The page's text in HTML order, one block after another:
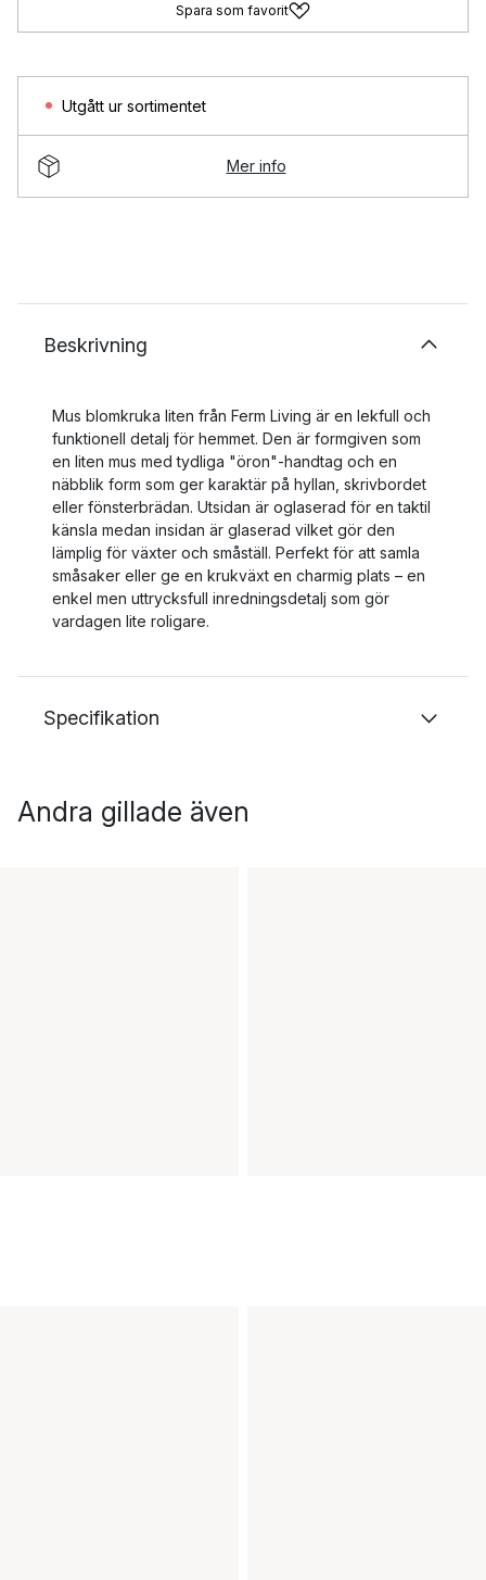
Spara som favorit
Utgått ur sortimentet
Mer info
Beskrivning
Mus blomkruka liten från Ferm Living är en lekfull och
funktionell detalj för hemmet. Den är formgiven som
en liten mus med tydliga "öron"-handtag och en
näbblik form som ger karaktär på hyllan, skrivbordet
eller fönsterbrädan. Utsidan är oglaserad för en taktil
känsla medan insidan är glaserad vilket gör den
lämplig för växter och småställ. Perfekt för att samla
småsaker eller ge en krukväxt en charmig plats – en
enkel men uttrycksfull inredningsdetalj som gör
vardagen lite roligare.
Specifikation
Andra gillade även